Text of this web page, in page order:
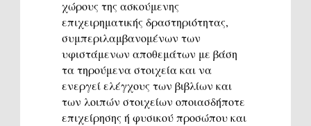
χώρους της ασκούμενης
επιχειρηματικής δραστηριότητας,
συμπεριλαμβανομένων των
υφιστάμενων αποθεμάτων με βάση
τα τηρούμενα στοιχεία και να
ενεργεί ελέγχους των βιβλίων και
των λοιπών στοιχείων οποιασδήποτε
επιχείρησης ή φυσικού προσώπου και